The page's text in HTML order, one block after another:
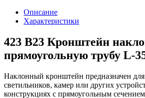
Описание
Характеристики
423 B23 Кронштейн
прямоугольную трубу L-
Наклонный кронштейн предназначен
светильников, камер или других
конструкциях с прямоугольным